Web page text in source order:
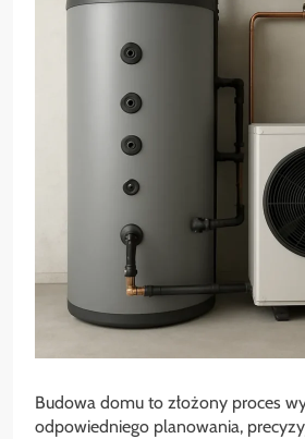
Budowa domu to złożony proces
odpowiedniego planowania,